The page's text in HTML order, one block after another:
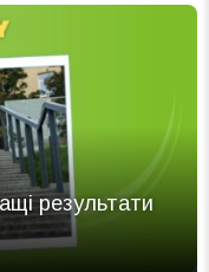
результати